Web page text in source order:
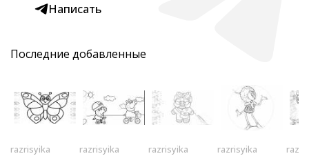
Написать
Последние добавленные
razrisyika razrisyika razrisyika razrisyika